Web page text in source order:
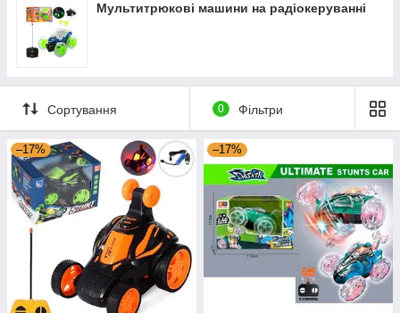
Мультитрюкові машини на радіокеруванні
Сортування 0 Фільтри
–17% –17%